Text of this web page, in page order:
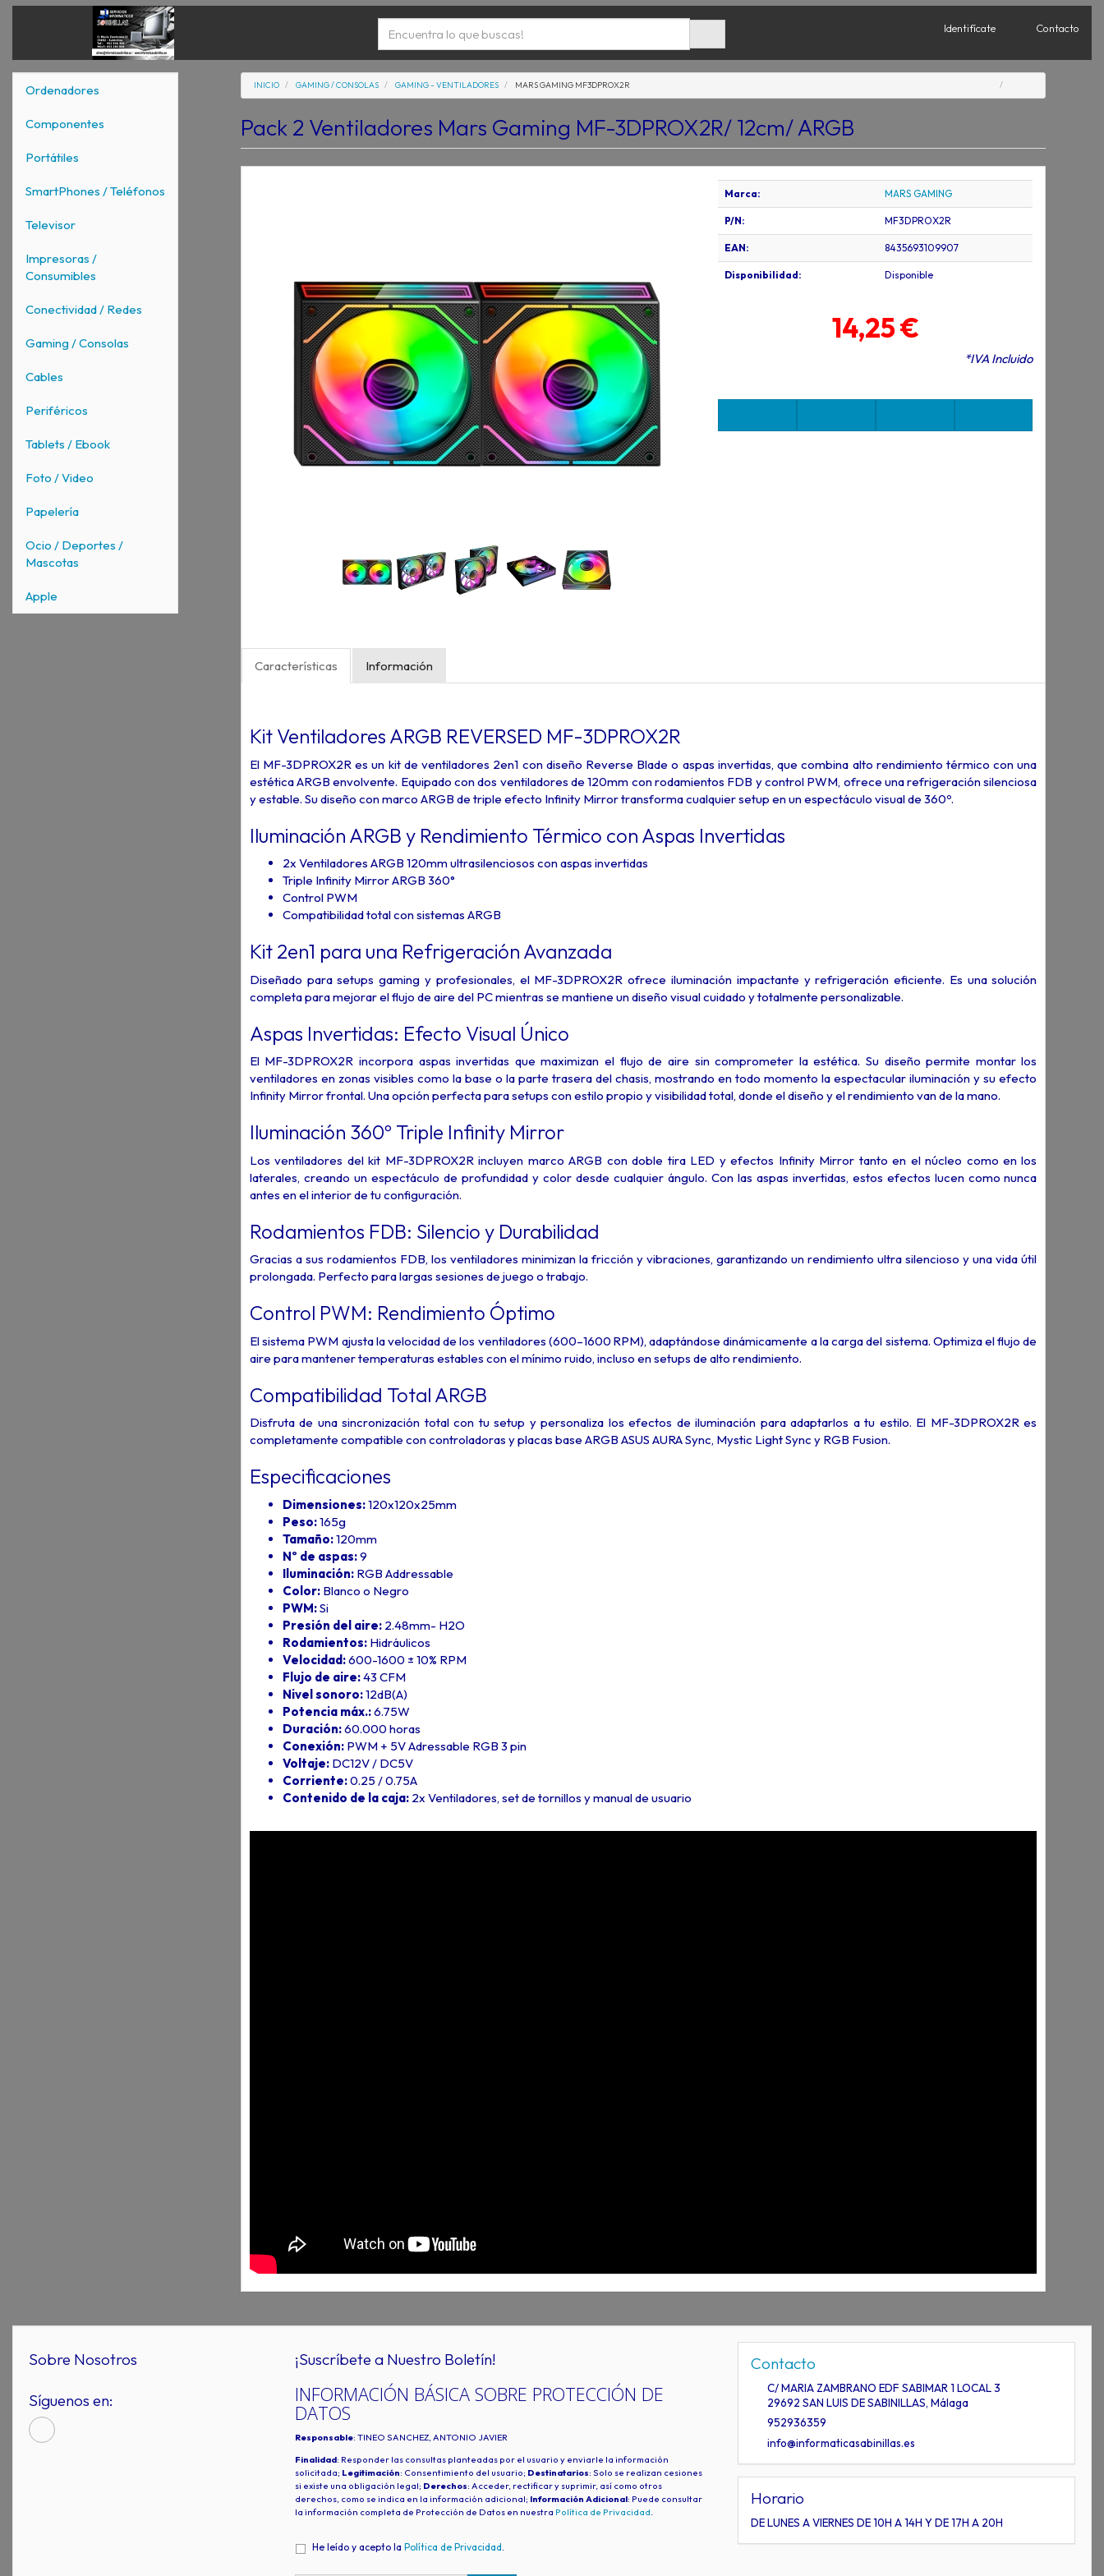
Identifícate Contacto
Ordenadores
Componentes
Portátiles
SmartPhones / Teléfonos
Televisor
Impresoras /
Consumibles
Conectividad / Redes
Gaming / Consolas
Cables
Periféricos
Tablets / Ebook
Foto / Video
Papelería
Ocio / Deportes /
Mascotas
Apple
INICIO GAMING / CONSOLAS GAMING - VENTILADORES MARS GAMING MF3DPROX2R
Pack 2 Ventiladores Mars Gaming MF-3DPROX2R/ 12cm/ ARGB
Marca: MARS GAMING
P/N: MF3DPROX2R
EAN: 8435693109907
Disponibilidad: Disponible
14,25 €
*IVA Incluido
Características Información
Kit Ventiladores ARGB REVERSED MF-3DPROX2R
El MF-3DPROX2R es un kit de ventiladores 2en1 con diseño Reverse Blade o aspas invertidas, que combina alto rendimiento térmico con una
estética ARGB envolvente. Equipado con dos ventiladores de 120mm con rodamientos FDB y control PWM, ofrece una refrigeración silenciosa
y estable. Su diseño con marco ARGB de triple efecto Infinity Mirror transforma cualquier setup en un espectáculo visual de 360º.
Iluminación ARGB y Rendimiento Térmico con Aspas Invertidas
2x Ventiladores ARGB 120mm ultrasilenciosos con aspas invertidas
Triple Infinity Mirror ARGB 360°
Control PWM
Compatibilidad total con sistemas ARGB
Kit 2en1 para una Refrigeración Avanzada
Diseñado para setups gaming y profesionales, el MF-3DPROX2R ofrece iluminación impactante y refrigeración eficiente. Es una solución
completa para mejorar el flujo de aire del PC mientras se mantiene un diseño visual cuidado y totalmente personalizable.
Aspas Invertidas: Efecto Visual Único
El MF-3DPROX2R incorpora aspas invertidas que maximizan el flujo de aire sin comprometer la estética. Su diseño permite montar los
ventiladores en zonas visibles como la base o la parte trasera del chasis, mostrando en todo momento la espectacular iluminación y su efecto
Infinity Mirror frontal. Una opción perfecta para setups con estilo propio y visibilidad total, donde el diseño y el rendimiento van de la mano.
Iluminación 360º Triple Infinity Mirror
Los ventiladores del kit MF-3DPROX2R incluyen marco ARGB con doble tira LED y efectos Infinity Mirror tanto en el núcleo como en los
laterales, creando un espectáculo de profundidad y color desde cualquier ángulo. Con las aspas invertidas, estos efectos lucen como nunca
antes en el interior de tu configuración.
Rodamientos FDB: Silencio y Durabilidad
Gracias a sus rodamientos FDB, los ventiladores minimizan la fricción y vibraciones, garantizando un rendimiento ultra silencioso y una vida útil
prolongada. Perfecto para largas sesiones de juego o trabajo.
Control PWM: Rendimiento Óptimo
El sistema PWM ajusta la velocidad de los ventiladores (600–1600 RPM), adaptándose dinámicamente a la carga del sistema. Optimiza el flujo de
aire para mantener temperaturas estables con el mínimo ruido, incluso en setups de alto rendimiento.
Compatibilidad Total ARGB
Disfruta de una sincronización total con tu setup y personaliza los efectos de iluminación para adaptarlos a tu estilo. El MF-3DPROX2R es
completamente compatible con controladoras y placas base ARGB ASUS AURA Sync, Mystic Light Sync y RGB Fusion.
Especificaciones
Dimensiones:120x120x25mm
Peso:165g
Tamaño:120mm
Nº de aspas:9
Iluminación: RGB Addressable
Color: Blanco o Negro
PWM:Si
Presión del aire: 2.48mm- H2O
Rodamientos: Hidráulicos
Velocidad:600-1600 ± 10% RPM
Flujo de aire:43 CFM
Nivel sonoro:12dB(A)
Potencia máx.:6.75W
Duración:60.000 horas
Conexión: PWM + 5V Adressable RGB 3 pin
Voltaje: DC12V / DC5V
Corriente:0.25 / 0.75A
Contenido de la caja:2x Ventiladores, set de tornillos y manual de usuario
Sobre Nosotros
Síguenos en:
¡Suscríbete a Nuestro Boletín!
INFORMACIÓN BÁSICA SOBRE PROTECCIÓN DE
DATOS
Responsable: TINEO SANCHEZ, ANTONIO JAVIER
Finalidad: Responder las consultas planteadas por el usuario y enviarle la información
solicitada; Legitimación: Consentimiento del usuario; Destinatarios: Solo se realizan cesiones
si existe una obligación legal; Derechos: Acceder, rectificar y suprimir, así como otros
derechos, como se indica en la información adicional; Información Adicional: Puede consultar
la información completa de Protección de Datos en nuestra Política de Privacidad
He leído y acepto la Política de Privacidad.
Contacto
C/ MARIA ZAMBRANO EDF SABIMAR 1 LOCAL 3
29692 SAN LUIS DE SABINILLAS, Málaga
952936359
info@informaticasabinillas.es
Horario
DE LUNES A VIERNES DE 10H A 14H Y DE 17H A 20H